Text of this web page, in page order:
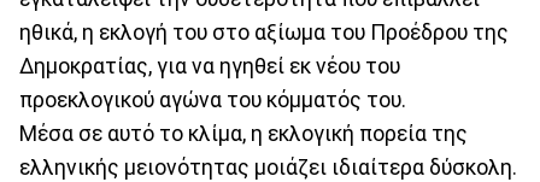
ηθικά, η εκλογή του στο αξίωμα του Προέδρου της
Δημοκρατίας, για να ηγηθεί εκ νέου του
προεκλογικού αγώνα του κόμματός του.
Μέσα σε αυτό το κλίμα, η εκλογική πορεία της
ελληνικής μειονότητας μοιάζει ιδιαίτερα δύσκολη.